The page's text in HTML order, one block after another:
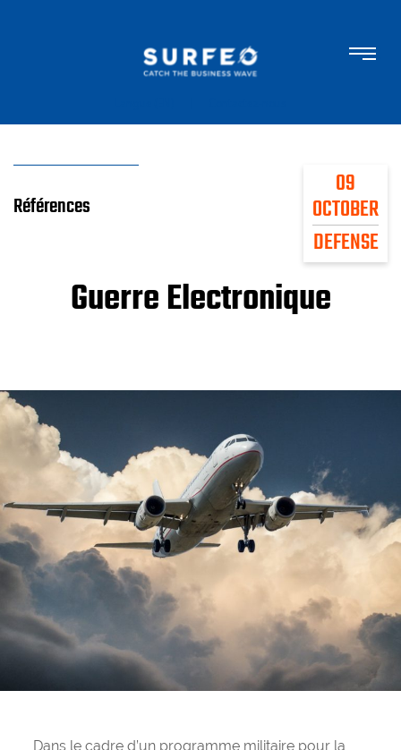
Références
Guerre Electronique
09
OCTOBER
DEFENSE
Dans le cadre d’un programme militaire pour la